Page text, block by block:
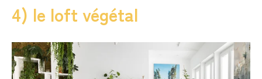
4) le loft végétal